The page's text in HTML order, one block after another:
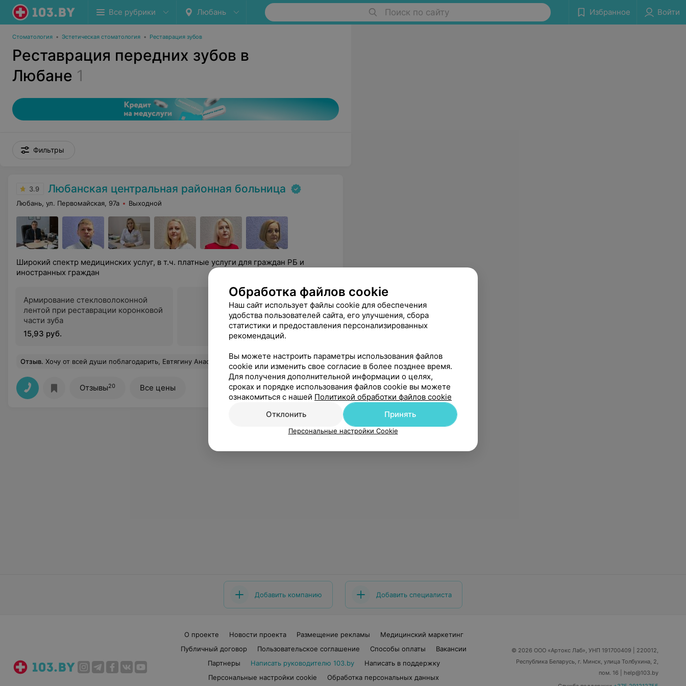
Все рубрики Любань Поиск по сайту Избранное Войти
Стоматология • Эстетическая стоматология • Реставрация зубов
Реставрация передних зубов в
Любане 1
Фильтры
3.9 Любанская центральная районная больница
Любань, ул. Первомайская, 97а Выходной
Широкий спектр медицинских услуг, в т.ч. платные услуги для граждан РБ и
иностранных граждан
Армирование стекловолоконной
лентой при реставрации коронковой
части зуба
15,93 руб.
Все цены
Отзыв. Хочу от всей души поблагодарить, Евтягину Анастасию Александровну за её профессионализм, чуткое, отзывчивое отношение к своим пациентам. Огромное ей Спасибо. Побольше бы таких специалистов! Еще
Отзывы20 Все цены
Добавить компанию Добавить специалиста
О проекте Новости проекта Размещение рекламы
Медицинский маркетинг
Публичный договор
Пользовательское соглашение Способы оплаты
Вакансии
Партнеры
Написать руководителю 103.by
Написать в поддержку
Персональные настройки cookie
Обработка персональных данных
© 2026 ООО «Артокс Лаб», УНП 191700409 | 220012,
Республика Беларусь, г. Минск, улица Толбухина, 2,
пом. 16 | help@103.by
Обработка файлов cookie
Наш сайт использует файлы cookie для обеспечения
удобства пользователей сайта, его улучшения, сбора
статистики и предоставления персонализированных
рекомендаций.
Вы можете настроить параметры использования файлов
cookie или изменить свое согласие в более позднее время.
Для получения дополнительной информации о целях,
сроках и порядке использования файлов cookie вы можете
ознакомиться с нашей Политикой обработки файлов cookie
Отклонить
Принять
Персональные настройки Cookie